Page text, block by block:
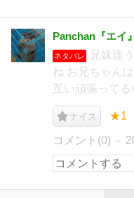
Panchan『エイ』
ネタバレ
兄妹違
ね お兄ちゃん
互い頑張ってる
ナイス ★1
コメント(0)